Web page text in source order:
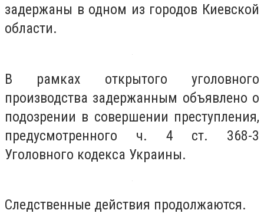
задержаны в одном из городов Киевской
области.
В рамках открытого уголовного
производства задержанным объявлено о
подозрении в совершении преступления,
предусмотренного ч. 4 ст. 368-3
Уголовного кодекса Украины.
Следственные действия продолжаются.